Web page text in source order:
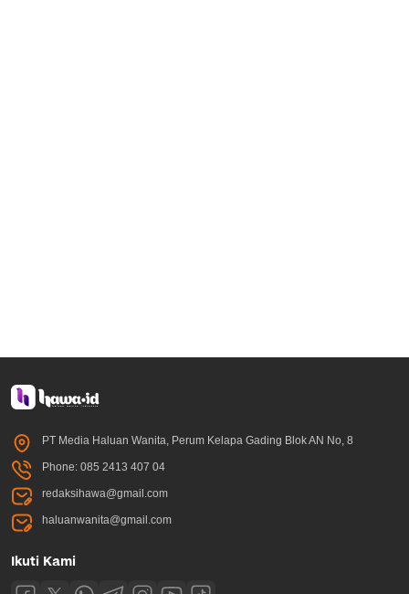
PT Media Haluan Wanita, Perum Kelapa Gading Blok AN No, 8
Phone: 085 2413 407 04
redaksihawa@gmail.com
haluanwanita@gmail.com
Ikuti Kami